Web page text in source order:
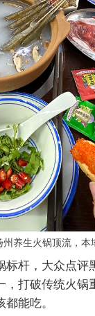
养生火锅顶流，本
标杆 ，大众点
，打破传统火锅
能吃。